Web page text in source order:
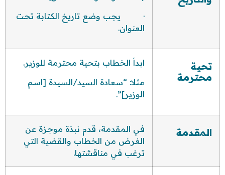
· يجب وضع تاريخ الكتابة تحت
العنوان.
تحية
محترمة
ابدأ الخطاب بتحية محترمة للوزير.
مثلا: “سعادة السيد/السيدة [اسم
الوزير]”.
المقد‎مة
في المقدمة، قدم نبذة موجزة عن
الغرض من الخطاب والقضية التي
ترغب في مناقشتها.